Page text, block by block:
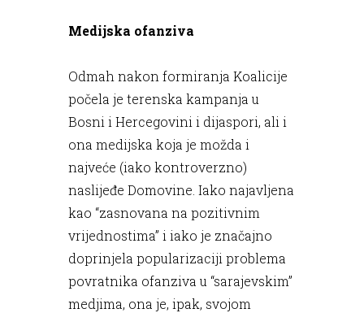
Medijska ofanziva
Odmah nakon formiranja Koalicije
počela je terenska kampanja u
Bosni i Hercegovini i dijaspori, ali i
ona medijska koja je možda i
najveće (iako kontroverzno)
naslijeđe Domovine. Iako najavljena
kao “zasnovana na pozitivnim
vrijednostima” i iako je značajno
doprinjela popularizaciji problema
povratnika ofanziva u “sarajevskim”
medjima, ona je, ipak, svojom